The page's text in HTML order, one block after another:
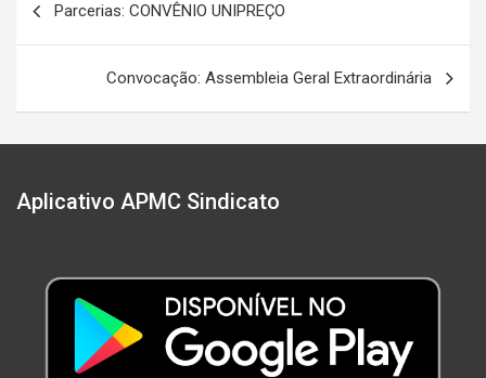
Parcerias: CONVÊNIO UNIPREÇO
Convocação: Assembleia Geral Extraordinária
Aplicativo APMC Sindicato